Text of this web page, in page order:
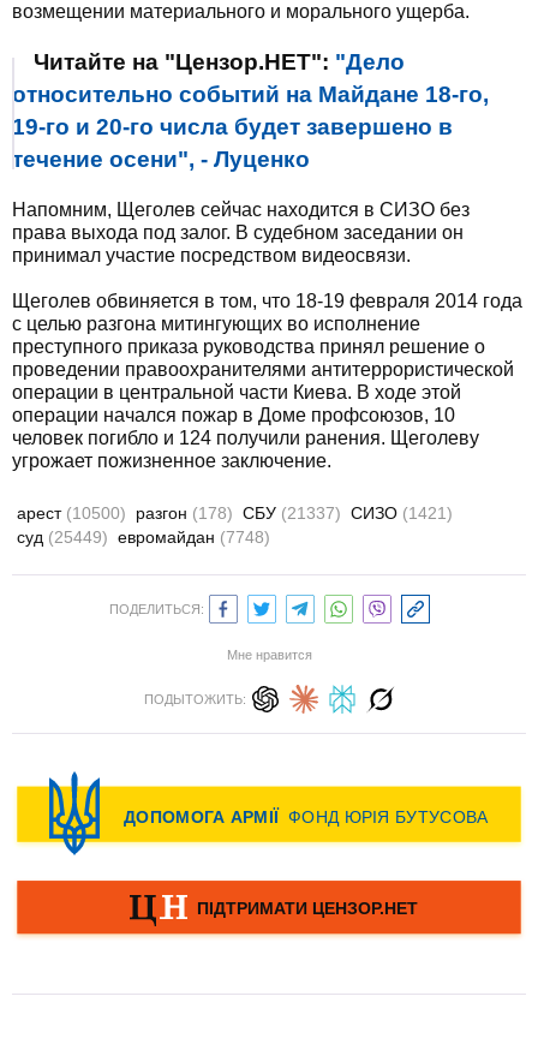
возмещении материального и морального ущерба.
Читайте на "Цензор.НЕТ": "Дело
относительно событий на Майдане 18-го,
19-го и 20-го числа будет завершено в
течение осени", - Луценко
Напомним, Щеголев сейчас находится в СИЗО без
права выхода под залог. В судебном заседании он
принимал участие посредством видеосвязи.
Щеголев обвиняется в том, что 18-19 февраля 2014 года
с целью разгона митингующих во исполнение
преступного приказа руководства принял решение о
проведении правоохранителями антитеррористической
операции в центральной части Киева. В ходе этой
операции начался пожар в Доме профсоюзов, 10
человек погибло и 124 получили ранения. Щеголеву
угрожает пожизненное заключение.
арест (10500) разгон (178) СБУ (21337) СИЗО (1421)
суд (25449) евромайдан (7748)
ПОДЕЛИТЬСЯ:
Мне нравится
ПОДЫТОЖИТЬ: